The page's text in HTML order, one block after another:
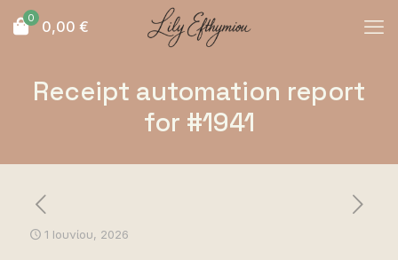
0 0,00 €
Receipt automation report
for #1941
1 Ιουνίου, 2026